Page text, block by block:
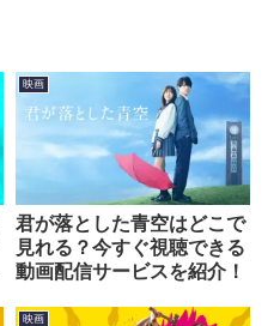
映画
君が落とした青空はどこで
見れる？今すぐ視聴できる
動画配信サービスを紹介！
映画